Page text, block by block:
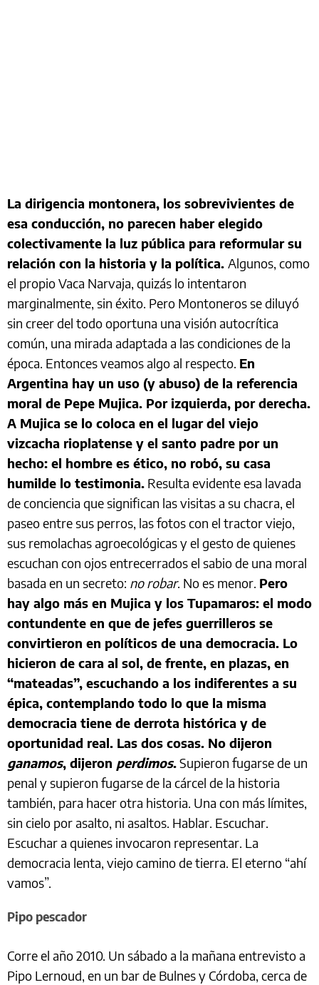
La dirigencia montonera, los sobrevivientes de
esa conducción, no parecen haber elegido
colectivamente la luz pública para reformular su
relación con la historia y la política. Algunos, como
el propio Vaca Narvaja, quizás lo intentaron
marginalmente, sin éxito. Pero Montoneros se diluyó
sin creer del todo oportuna una visión autocrítica
común, una mirada adaptada a las condiciones de la
época. Entonces veamos algo al respecto. En
Argentina hay un uso (y abuso) de la referencia
moral de Pepe Mujica. Por izquierda, por derecha.
A Mujica se lo coloca en el lugar del viejo
vizcacha rioplatense y el santo padre por un
hecho: el hombre es ético, no robó, su casa
humilde lo testimonia. Resulta evidente esa lavada
de conciencia que significan las visitas a su chacra, el
paseo entre sus perros, las fotos con el tractor viejo,
sus remolachas agroecológicas y el gesto de quienes
escuchan con ojos entrecerrados el sabio de una moral
basada en un secreto: no robar. No es menor. Pero
hay algo más en Mujica y los Tupamaros: el modo
contundente en que de jefes guerrilleros se
convirtieron en políticos de una democracia. Lo
hicieron de cara al sol, de frente, en plazas, en
“mateadas”, escuchando a los indiferentes a su
épica, contemplando todo lo que la misma
democracia tiene de derrota histórica y de
oportunidad real. Las dos cosas. No dijeron
ganamos, dijeron perdimos.Supieron fugarse de un
penal y supieron fugarse de la cárcel de la historia
también, para hacer otra historia. Una con más límites,
sin cielo por asalto, ni asaltos. Hablar. Escuchar.
Escuchar a quienes invocaron representar. La
democracia lenta, viejo camino de tierra. El eterno “ahí
vamos”.
Pipo pescador
Corre el año 2010. Un sábado a la mañana entrevisto a
Pipo Lernoud, en un bar de Bulnes y Córdoba, cerca de